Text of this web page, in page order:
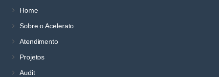
Home
Sobre o Acelerato
Atendimento
Projetos
Audit